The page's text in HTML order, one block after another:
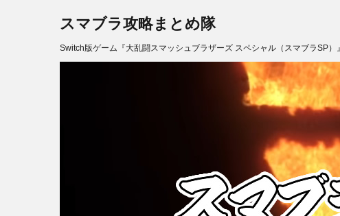
スマブラ攻略まとめ隊
Switch版ゲーム『大乱闘スマッシュブラザーズ スペシャル（スマブラSP